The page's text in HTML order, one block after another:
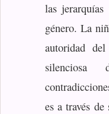
las
género. La
autoridad
es a través